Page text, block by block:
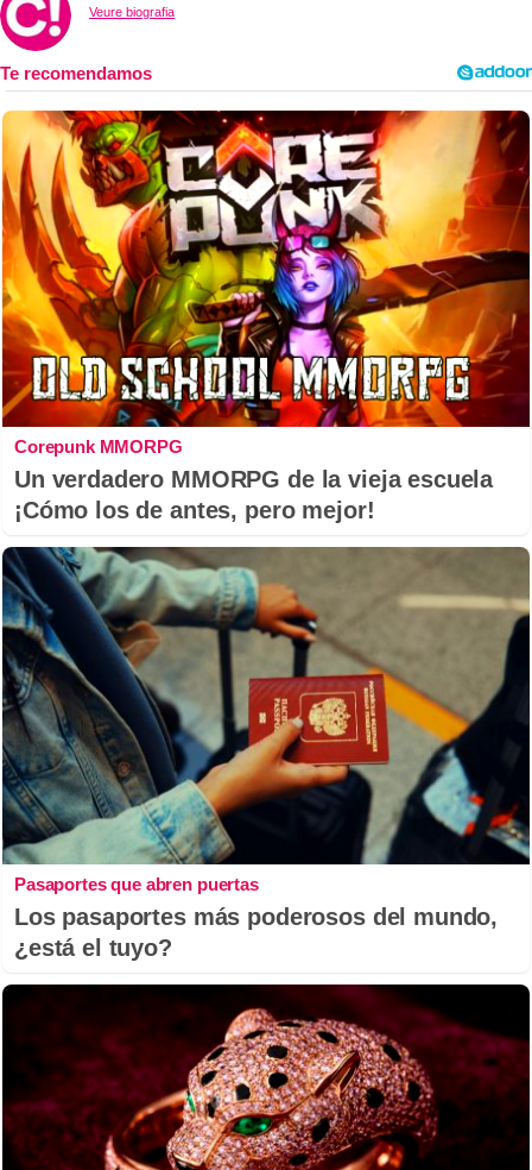
Veure biografia
Corepunk MMORPG
Un verdadero MMORPG de la vieja escuela
¡Cómo los de antes, pero mejor!
Pasaportes que abren puertas
Los pasaportes más poderosos del mundo,
¿está el tuyo?